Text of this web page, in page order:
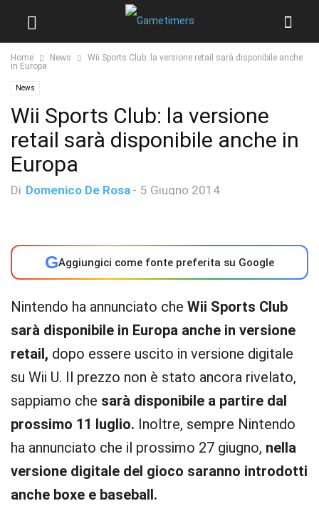
Home News
Wii Sports Club: la versione retail sarà disponibile anche
in Europa
News
Wii Sports Club: la versione
retail sarà disponibile anche in
Europa
Di Domenico De Rosa - 5 Giugno 2014
GAggiungici come fonte preferita su Google
Nintendo ha annunciato che Wii Sports Club
sarà disponibile in Europa anche in versione
retail, dopo essere uscito in versione digitale
su Wii U. Il prezzo non è stato ancora rivelato,
sappiamo che sarà disponibile a partire dal
prossimo 11 luglio. Inoltre, sempre Nintendo
ha annunciato che il prossimo 27 giugno, nella
versione digitale del gioco saranno introdotti
anche boxe e baseball.